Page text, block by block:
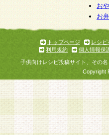
お
お
トップページ
レシピ
利用規約
個人情報保
子供向けレシピ投稿サイト、その
Copyright